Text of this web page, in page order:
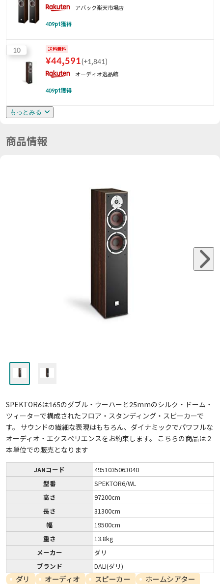
アバック楽天市場店
409pt獲得
10 送料無料
¥44,591(+1,841)
オーディオ逸品館
409pt獲得
もっとみる
商品情報
SPEKTOR6は165のダブル・ウーハーと25mmのシルク・ドーム・
ツィーターで構成されたフロア・スタンディング・スピーカーで
す。 サウンドの繊細な表現はもちろん、ダイナミックでパワフルな
オーディオ・エクスぺリエンスをお約束します。 こちらの商品は 2
本単位での販売となります
JANコード
4951035063040
型番
SPEKTOR6/WL
高さ
97200cm
長さ
31300cm
幅
19500cm
重さ
13.8kg
メーカー
ダリ
ブランド
DALI(ダリ)
ダリ オーディオ スピーカー
ホームシアター